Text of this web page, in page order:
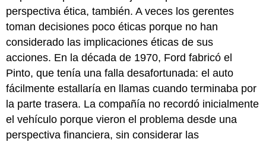
perspectiva ética, también. A veces los gerentes
toman decisiones poco éticas porque no han
considerado las implicaciones éticas de sus
acciones. En la década de 1970, Ford fabricó el
Pinto, que tenía una falla desafortunada: el auto
fácilmente estallaría en llamas cuando terminaba por
la parte trasera. La compañía no recordó inicialmente
el vehículo porque vieron el problema desde una
perspectiva financiera, sin considerar las